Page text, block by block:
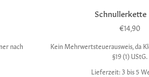
nach
Schnullerkette
€14,90
Kein Mehrwertsteuerausweis, da
§19 (1) UStG.
Lieferzeit: 3 bis 5